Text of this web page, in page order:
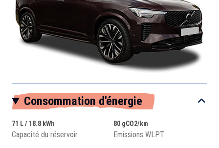
Consommation d'énergie
71 L / 18.8 kWh
Capacité du réservoir
80 gCO2/km
Emissions WLPT